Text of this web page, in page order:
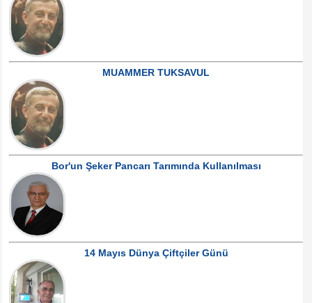
MUAMMER TUKSAVUL
Bor'un Şeker Pancarı Tarımında Kullanılması
14 Mayıs Dünya Çiftçiler Günü